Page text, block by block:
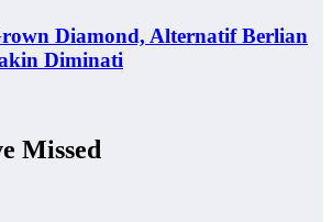
Diamond, Alternatif Berlian
Diminati
Missed